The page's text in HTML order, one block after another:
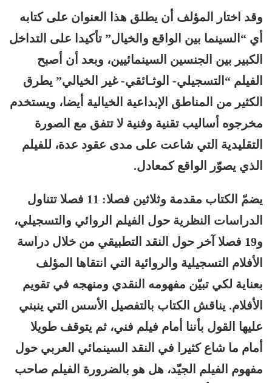
وقد اختار المؤلف أن يطلق هذا العنوان على كتابه
أي “السينما بين الواقع والخيال” تأكيدا على التداخل
الكبير بين الجنسين السينمائيين، وبعد أن أصبح
الفيلم “التسجيلي- الوثـائقي- غير الخيالي” يطرق
الكثير من المناطق الإبداعية الخيالية أيضا، ويستخدم
مخرجوه أساليب تقنية وفنية لا تتفق مع الصورة
التقليدية التي شاعت على مدى عقود عدة، للفيلم
الذي يصوّر الواقع كمعادل.
يضمّ الكتاب مقدمة وثلاثين فصلا: 11 فصلا تتناول
الدراسات النظرية حول الفيلم الروائي والتسجيلي،
و19 فصلا آخر حول النقد التطبيقي من خلال دراسة
الأفلام التسجيلية والروائية التي انتقاها المؤلف
بعناية لكي تبيّن مفهومه النقدي ومنهجه في تقويم
الأفلام. يناقش الكتاب بالتفصيل الأسس التي ينبني
عليها القول بأننا أمام فيلم فني، ثم يتوقف طويلا
أمام ما شاع كثيرا في النقد السينمائي العربي حول
مفهوم الفيلم الجيّد، هل هو بالضرورة الفيلم صاحب